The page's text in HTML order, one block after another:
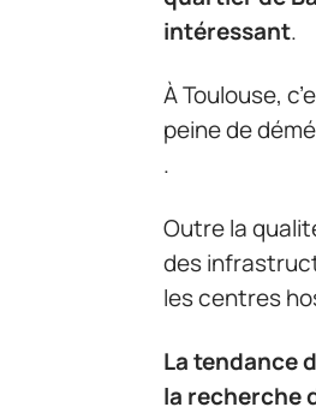
intéressant.
À Toulouse,
peine de
.
Outre la
des
les centres
La tendance
la recherche